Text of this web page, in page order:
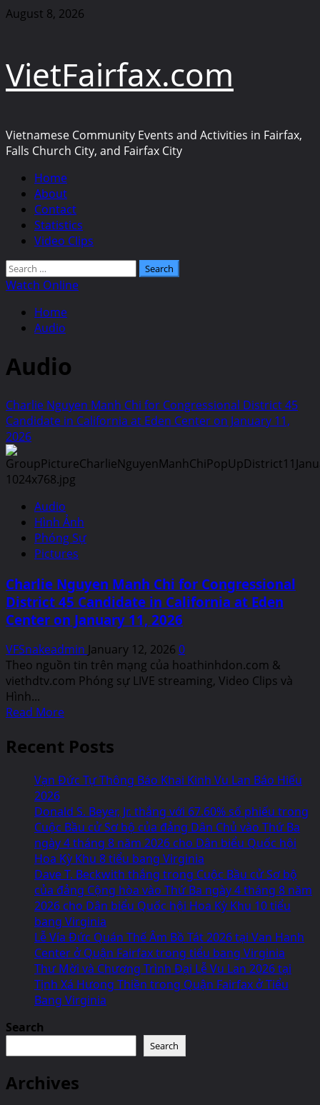
Skip
August 8, 2026
VietFairfax.com
Vietnamese Community Events and Activities in Fairfax,
Falls Church City, and Fairfax City
Primary
Menu
Home
About
Contact
Statistics
Video Clips
Search
for:
Watch Online
Home
Audio
Audio
Charlie Nguyen Manh Chi for Congressional District 45
Candidate in California at Eden Center on January 11,
2026
Audio
Hình Ảnh
Phóng Sự
Pictures
Charlie Nguyen Manh Chi for Congressional
District 45 Candidate in California at Eden
Center on January 11, 2026
VFSnakeadmin January 12, 2026 0
Theo nguồn tin trên mạng của hoathinhdon.com &
viethdtv.com Phóng sự LIVE streaming, Video Clips và
Hình...
Read MoreRead
about
Nguyen
Manh
Chi
for
Congressional
District
45
Candidate
in
California
at
Eden
Center
on
January
11,
Recent Posts
Vạn Đức Tự Thông Báo Khai Kinh Vu Lan Báo Hiếu
2026
Donald S. Beyer, Jr. thắng với 67.60% số phiếu trong
Cuộc Bầu cử Sơ bộ của đảng Dân Chủ vào Thứ Ba
ngày 4 tháng 8 năm 2026 cho Dân biểu Quốc hội
Hoa Kỳ Khu 8 tiểu bang Virginia
Dave T. Beckwith thắng trong Cuộc Bầu cử Sơ bộ
của đảng Cộng hòa vào Thứ Ba ngày 4 tháng 8 năm
2026 cho Dân biểu Quốc hội Hoa Kỳ Khu 10 tiểu
bang Virginia
Lễ Vía Đức Quán Thế Âm Bồ Tát 2026 tại Van Hanh
Center ở Quận Fairfax trong tiểu bang Virginia
Thư Mời và Chương Trình Đại Lễ Vu Lan 2026 tại
Tịnh Xá Hưong Thiền trong Quận Fairfax ở Tiểu
Bang Virginia
Search
Search
Archives